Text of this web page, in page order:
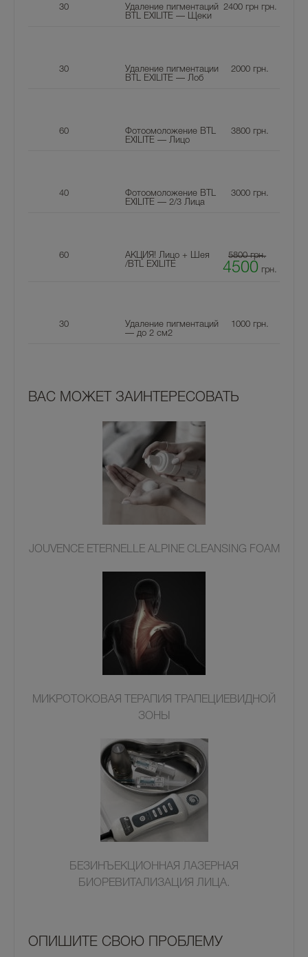
30
Удаление пигментаций
BTL EXILITE — Щеки
2400 грн грн.
30
Удаление пигментации
BTL EXILITE — Лоб
2000 грн.
60
Фотоомоложение BTL
EXILITE — Лицо
3800 грн.
40
Фотоомоложение BTL
EXILITE — 2/3 Лица
3000 грн.
60
АКЦИЯ! Лицо + Шея
/BTL EXILITE
5800 грн.
4500 грн.
30
Удаление пигментаций
— до 2 см2
1000 грн.
ВАС МОЖЕТ ЗАИНТЕРЕСОВАТЬ
JOUVENCE ETERNELLE ALPINE CLEANSING FOAM
МИКРОТОКОВАЯ ТЕРАПИЯ ТРАПЕЦИЕВИДНОЙ
ЗОНЫ
БЕЗИНЪЕКЦИОННАЯ ЛАЗЕРНАЯ
БИОРЕВИТАЛИЗАЦИЯ ЛИЦА.
OПИШИТЕ СВОЮ ПРОБЛЕМУ